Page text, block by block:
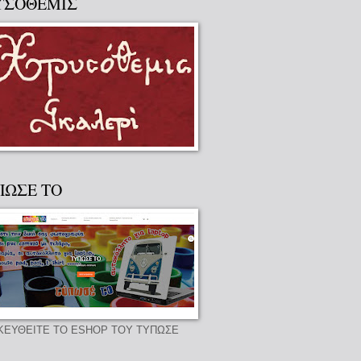
ΤΟ
ΤΟ ESHOP ΤΟΥ ΤΥΠΩΣΕ